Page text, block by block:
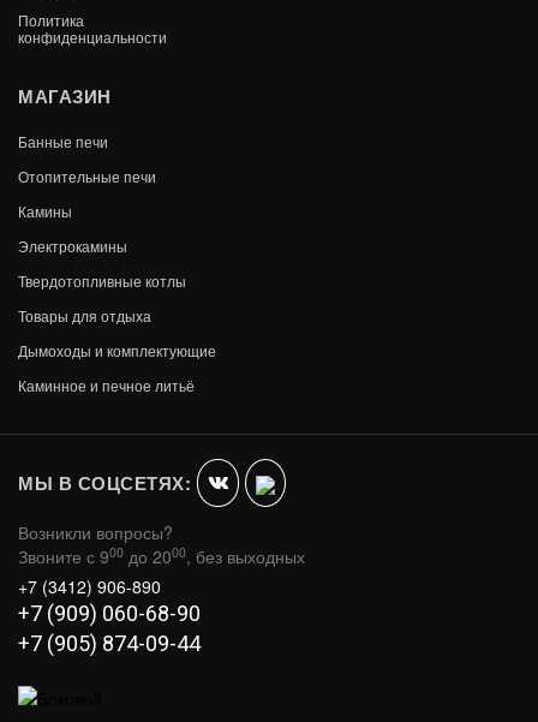
Политика
конфиденциальности
МАГАЗИН
Банные печи
Отопительные печи
Камины
Электрокамины
Твердотопливные котлы
Товары для отдыха
Дымоходы и комплектующие
Каминное и печное литьё
МЫ В СОЦСЕТЯХ:
Возникли вопросы?
Звоните с 900 до 2000, без выходных
+7 (3412) 906-890
+7 (909) 060-68-90
+7 (905) 874-09-44